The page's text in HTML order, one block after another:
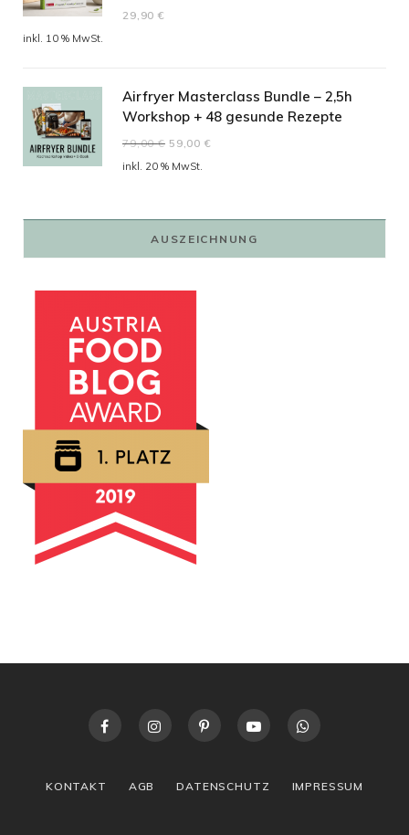
5.00 von 5
29,90€
inkl. 10 % MwSt.
Airfryer Masterclass Bundle – 2,5h
Workshop + 48 gesunde Rezepte
79,00€ Ursprünglicher
Preis
59,00 €
inkl. 20 % MwSt.
AUSZEICHNUNG
KONTAKT AGB DATENSCHUTZ IMPRESSUM